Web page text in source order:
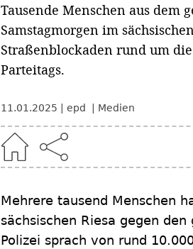
Tausende Menschen aus dem
Samstagmorgen im
Straßenblockaden rund um
Parteitags.
11.01.2025 epd Medien
Mehrere tausend Menschen
sächsischen Riesa gegen
Polizei sprach von rund